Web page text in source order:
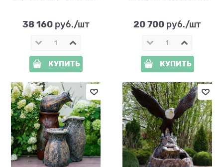
38 160 руб./шт
КУПИТЬ
20 700 руб./шт
КУПИТЬ